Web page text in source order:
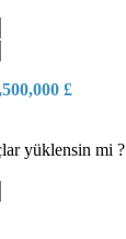
£
yüklensin mi ?